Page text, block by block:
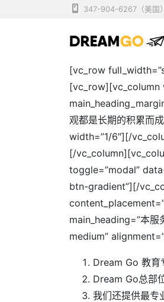
347-904-6267（美国）
[vc_row
[vc_row][vc_column
观都是长期的积累而
width=”1/6″][/
[/
toggle=”modal”
btn-gradient”][/
main_heading=”本
medium”
Dream Go 教育
Dream Go总部
我们还提供最专